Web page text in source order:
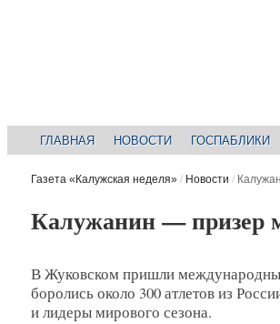
ГЛАВНАЯ НОВОСТИ ГОСПАБЛИКИ
Газета «Калужская неделя» / Новости /
Калужанин — призер
В Жуковском пришли
боролись около 300 атлетов из
и лидеры мирового сезона.